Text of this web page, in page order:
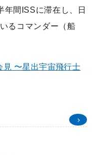
年間ISSに滞在し、日
るコマンダー（船
見 〜星出宇宙飛行士